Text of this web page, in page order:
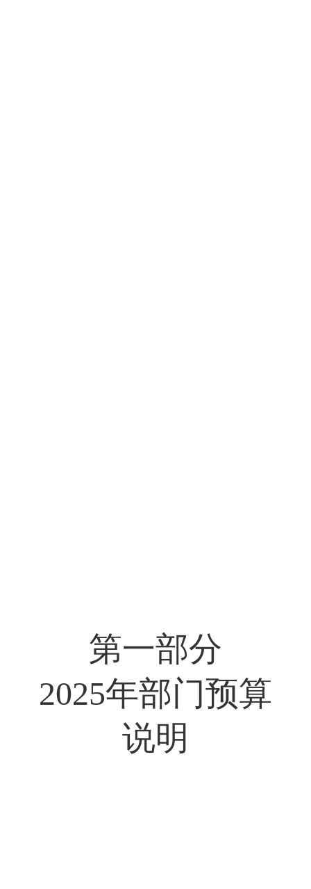
第一部分
2025年部门预算
说明